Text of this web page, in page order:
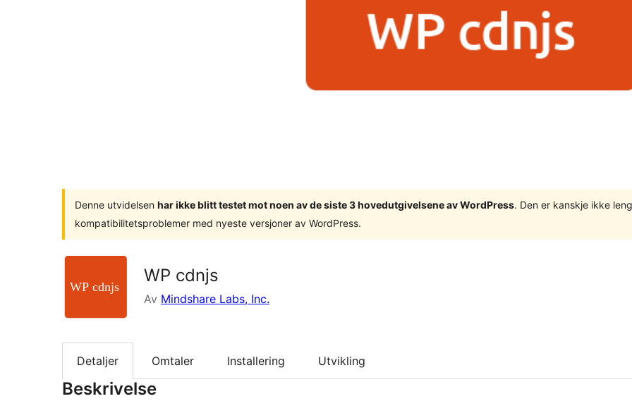
Denne utvidelsen har ikke blitt testet mot noen av de siste 3 hovedutgivelsene av WordPress. Den er kanskje ikke
kompatibilitetsproblemer med nyeste versjoner av WordPress.
WP cdnjs
Av Mindshare Labs, Inc.
Detaljer Omtaler Installering Utvikling
Beskrivelse